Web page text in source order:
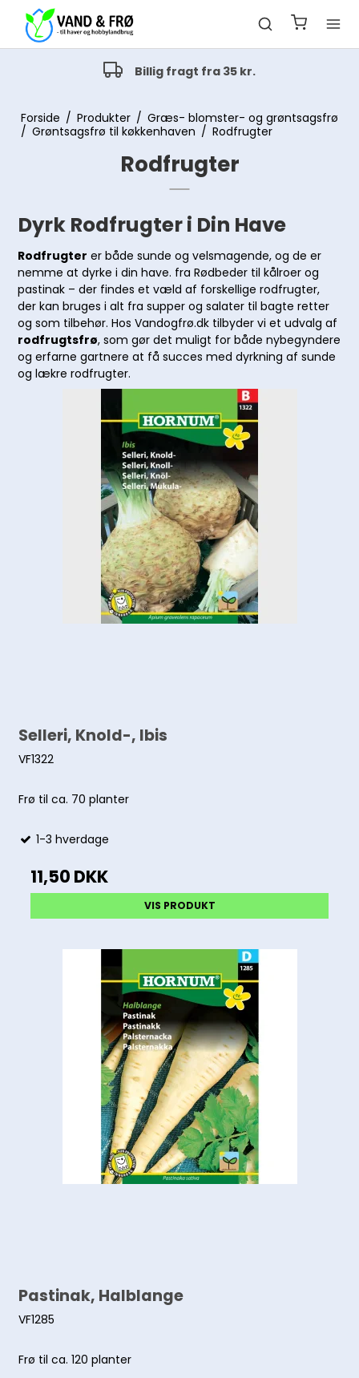
Alt indenfor
Forside / Produkter / Græs- blomster- og grøntsagsfrø
/ Grøntsagsfrø til køkkenhaven / Rodfrugter
Rodfrugter
Dyrk Rodfrugter i Din Have
Rodfrugter er både sunde og velsmagende, og de er
nemme at dyrke i din have. fra Rødbeder til kålroer og
pastinak – der findes et væld af forskellige rodfrugter,
der kan bruges i alt fra supper og salater til bagte retter
og som tilbehør. Hos Vandogfrø.dk tilbyder vi et udvalg af
rodfrugtsfrø, som gør det muligt for både nybegyndere
og erfarne gartnere at få succes med dyrkning af sunde
og lækre rodfrugter.
Selleri, Knold-, Ibis
VF1322
Frø til ca. 70 planter
1-3 hverdage
11,50 DKK
VIS PRODUKT
Pastinak, Halblange
VF1285
Frø til ca. 120 planter